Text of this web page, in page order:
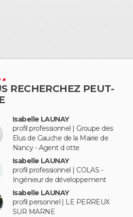
RECHERCHEZ PEUT-
Isabelle LAUNAY
profil professionnel | Groupe des
Elus de Gauche de la Mairie de
Nancy - Agent d otte
Isabelle LAUNAY
profil professionnel | COLAS -
Ingénieur de développement
Isabelle LAUNAY
profil personnel | LE PERREUX
SUR MARNE